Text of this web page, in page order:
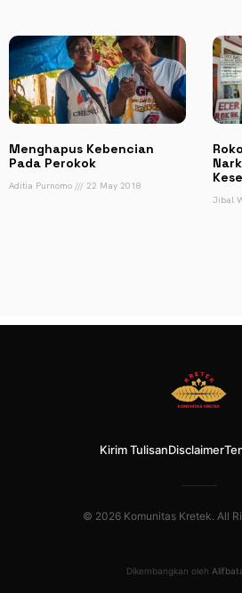
Menghapus Kebencian
Pada Perokok
Aditia Purnomo 22 May 2018
Jibal
Kirim TulisanDisclaimer
© 2026 Komunitas Kretek. All
Dikembangkan oleh